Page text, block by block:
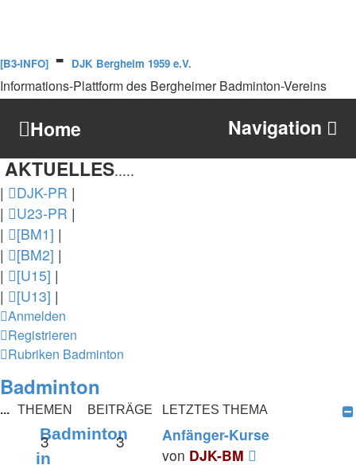
[B3-INFO] - DJK Bergheim 1959 e.V.
Informations-Plattform des Bergheimer Badminton-Vereins
Home
Navigation
AKTUELLES.....
|
DJK-PR |
|
U23-PR |
|
[BM1] |
|
[BM2] |
|
[U15] |
|
[U13] |
Anmelden
Registrieren
Rubriken Badminton
Badminton
... THEMEN BEITRÄGE LETZTES THEMA
Badminton
in
3 3
Anfänger-Kurse
von DJK-BM